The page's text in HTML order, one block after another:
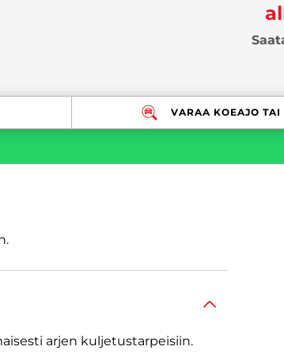
VARAA KOEAJO TAI
arjen kuljetustarpeisiin.